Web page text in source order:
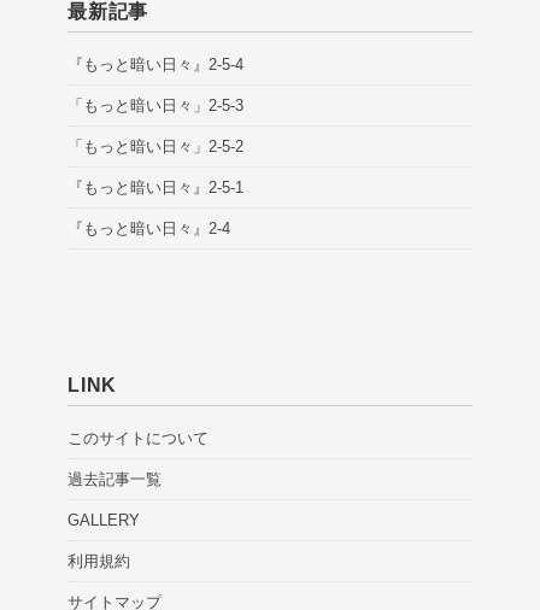
最新記事
『もっと暗い日々』2-5-4
「もっと暗い日々」2-5-3
「もっと暗い日々」2-5-2
『もっと暗い日々』2-5-1
『もっと暗い日々』2-4
LINK
このサイトについて
過去記事一覧
GALLERY
利用規約
サイトマップ